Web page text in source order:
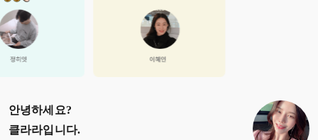
안녕하세요?
클라라입니다.